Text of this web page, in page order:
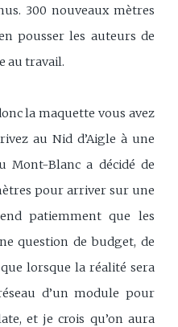
300 nouveaux mètres
pousser les auteurs de
au travail.
la maquette vous avez
au Nid d’Aigle à une
Mont-Blanc a décidé de
pour arriver sur une
patiemment que les
question de budget, de
lorsque la réalité sera
d’un module pour
et je crois qu’on aura